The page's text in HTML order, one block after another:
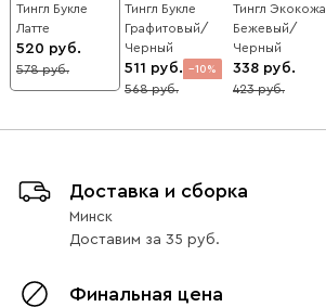
Тингл Букле
Латте
520
10
578
Тингл Букле
Графитовый/
Черный
511 10
568
Тингл Экокожа
Бежевый/
Черный
338
20
423
Доставка и сборка
Минск
Доставим за 35
Финальная цена